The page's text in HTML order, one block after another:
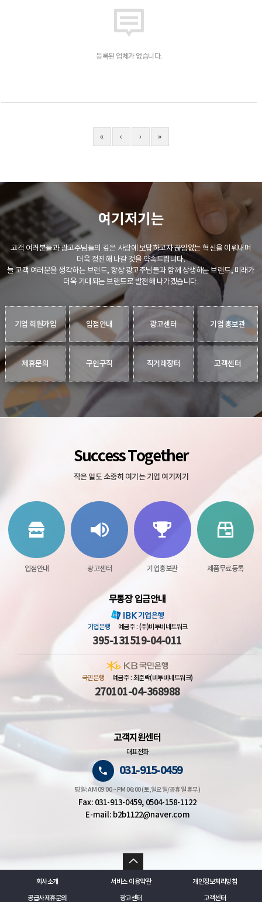
등록된 업체가 없습니다.
« ‹ › »
여기저기는
고객 여러분들과 광고주님들의 깊은 사랑에 보답하고자 끊임없는 혁신을 이뤄내며
더욱 정진해 나갈 것을 약속드립니다.
늘 고객 여러분을 생각하는 브랜드, 항상 광고주님들과 함께 상생하는 브랜드, 미래가
더욱 기대되는 브랜드로 발전해 나가겠습니다.
기업 회원가입 입점안내 광고센터 기업 홍보관
제휴문의 구인구직 직거래장터 고객센터
Success Together
작은 일도 소중히 여기는 기업 여기저기
입점안내 광고센터 기업홍보관 제품무료등록
무통장 입금안내
기업은행 예금주 : (주)비투비네트워크
395-131519-04-011
국민은행 예금주 : 최준락(비투비네트워크)
270101-04-368988
고객지원센터
대표전화
031-915-0459
평일: AM 09:00 ~ PM 06:00 (토,일요일/공휴일 휴무)
Fax: 031-913-0459, 0504-158-1122
E-mail: b2b1122@naver.com
회사소개 서비스 이용약관 개인정보처리방침
공급사제휴문의 광고센터 고객센터